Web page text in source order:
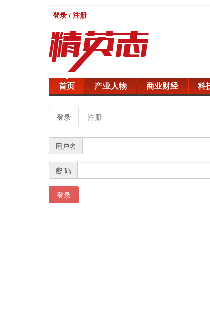
登录 / 注册
首页 产业人物 商业财经 科
登录 注册
用户名
密 码
登录